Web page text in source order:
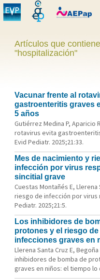
Artículos que
"hospitalización"
Vacunar frente al
gastroenteritis graves
5 años
Gutiérrez Medina P, Aparicio
rotavirus evita
Evid Pediatr. 2025;21:33.
Mes de nacimiento y
infección por virus
sincitial grave
Cuestas Montañés E,
riesgo de infección por virus
Pediatr. 2025;21:5.
Los inhibidores de
protones y el riesgo de
infecciones graves en
Llerena Santa Cruz E,
inhibidores de bomba de
graves en niños: el tiempo lo